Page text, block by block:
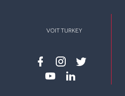
VOIT TURKEY
Facebook
instagram
twitter